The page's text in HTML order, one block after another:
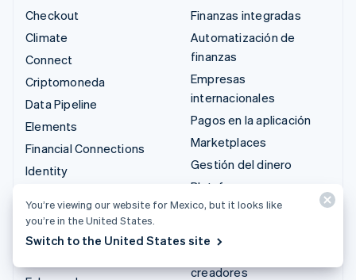
Checkout
Climate
Connect
Criptomoneda
Data Pipeline
Elements
Financial Connections
Identity
Issuing
Link
Finanzas integradas
Automatización de
finanzas
Empresas
internacionales
Pagos en la aplicación
Marketplaces
Gestión del dinero
Plataformas
SaaS
creadores
You’re viewing our website for Mexico, but it looks like
you’re in the United States.
Switch to the United States site